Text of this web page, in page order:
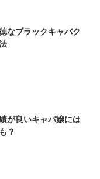
なブラックキャバク
が良いキャバ嬢には
？